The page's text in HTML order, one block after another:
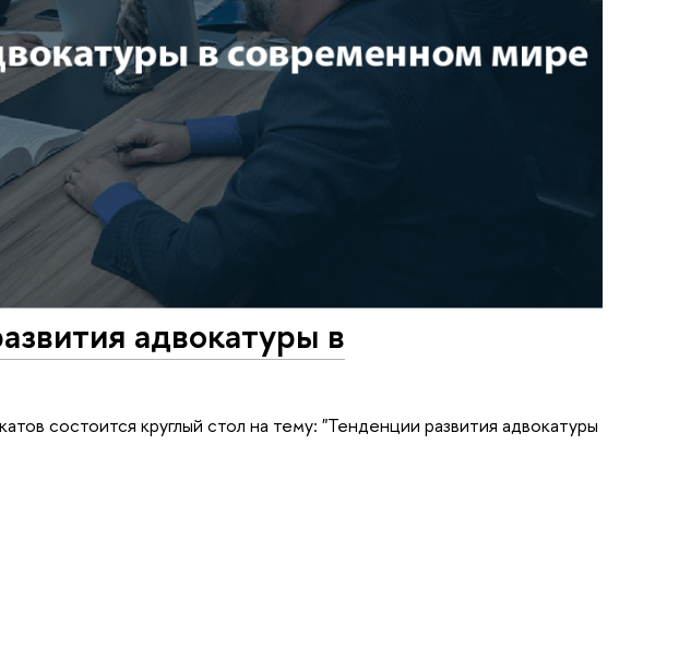
адвокатуры в
состоится круглый стол на тему: "Тенденции развития адвокатуры